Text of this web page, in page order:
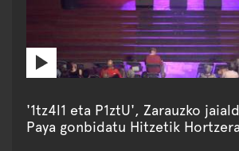
'1tz4l1 eta P1ztU', Zarauzko
Paya gonbidatu Hitzetik